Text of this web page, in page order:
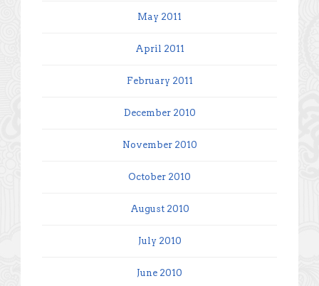
May 2011
April 2011
February 2011
December 2010
November 2010
October 2010
August 2010
July 2010
June 2010